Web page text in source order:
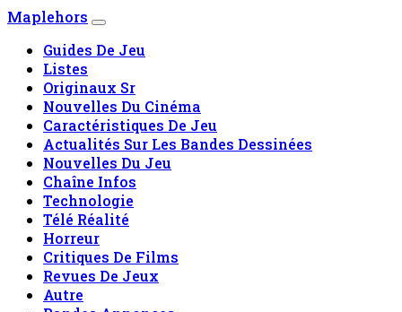
Maplehors
Guides De Jeu
Listes
Originaux Sr
Nouvelles Du Cinéma
Caractéristiques De Jeu
Actualités Sur Les Bandes Dessinées
Nouvelles Du Jeu
Chaîne Infos
Technologie
Télé Réalité
Horreur
Critiques De Films
Revues De Jeux
Autre